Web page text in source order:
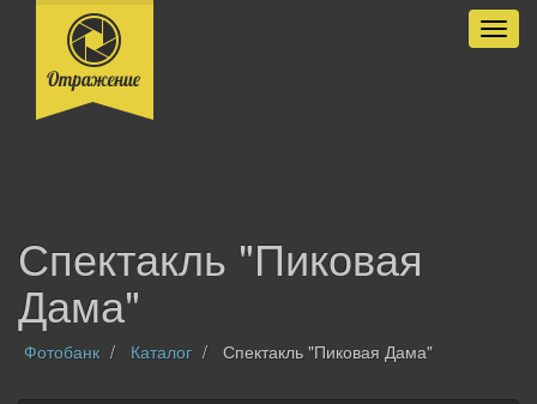
Спектакль "Пиковая
Дама"
Фотобанк Каталог Спектакль "Пиковая Дама"